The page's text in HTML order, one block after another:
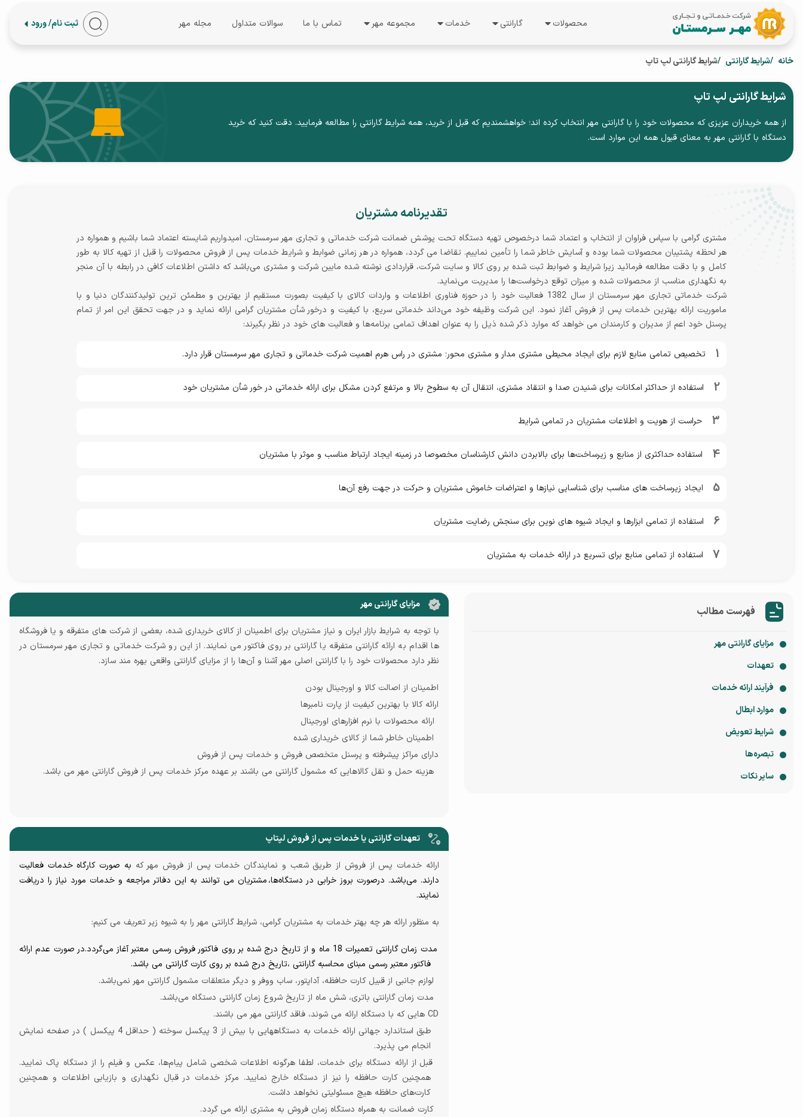
محصولات
تبلت
گارانتی
نوبت دهی
پیگیری تعمیرات
تعرفه خدمات
نمایندگان گارانتی مهر
خدمات
راهنمای فعالسازی گوشی
مجموعه مهر
درباره مدیریت
تماس با ما سوالات متداول مجله مهر ثبت نام/ ورود
خانه شرایط گارانتی شرایط گارانتی لپ تاپ
شرایط گارانتی لپ تاپ
از همه خریداران عزیزی که محصولات خود را با گارانتی مهر انتخاب کرده اند؛ خواهشمندیم که قبل از خرید، همه شرایط گارانتی را مطالعه فرمایید. دقت کنید که خرید
دستگاه با گارانتی مهر به معنای قبول همه این موارد است.
تقدیرنامه مشتریان
مشتری گرامی با سپاس فراوان از انتخاب و اعتماد شما درخصوص تهیه دستگاه تحت پوشش ضمانت شرکت خدماتی و تجاری مهر سرمستان، امیدواریم شایسته اعتماد شما باشیم و همواره در
هر لحظه پشتیبان محصولات شما بوده و آسایش خاطر شما را تأمین نماییم. تقاضا می گردد، همواره در هر زمانی ضوابط و شرایط خدمات پس از فروش محصولات را قبل از تهیه کالا به طور
کامل و با دقت مطالعه فرمائید زیرا شرایط و ضوابط ثبت شده بر روی کالا و سایت شرکت، قراردادی نوشته شده مابین شرکت و مشتری می‌باشد که داشتن اطلاعات کافی در رابطه با آن منجر
به نگهداری مناسب از محصولات شده و میزان توقع درخواست‌ها را مدیریت می‌نماید.
شرکت خدماتی تجاری مهر سرمستان از سال 1382 فعالیت خود را در حوزه فناوری اطلاعات و واردات کالای با کیفیت بصورت مستقیم از بهترین و مطمئن ترین تولیدکنندگان دنیا و با
ماموریت ارائه بهترین خدمات پس از فروش آغاز نمود. این شرکت وظیفه خود می‌داند خدماتی سریع، با کیفیت و درخور شأن مشتریان گرامی ارائه نماید و در جهت تحقق این امر از تمام
پرسنل خود اعم از مدیران و کارمندان می خواهد که موارد ذکر شده ذیل را به عنوان اهداف تمامی برنامه‌ها و فعالیت های خود در نظر بگیرند:
1 تخصیص تمامی منابع لازم برای ایجاد محیطی مشتری مدار و مشتری محور؛ مشتری در راس هرم اهمیت شرکت خدماتی و تجاری مهر سرمستان قرار دارد.
2 استفاده از حداکثر امکانات برای شنیدن صدا و انتقاد مشتری، انتقال آن به سطوح بالا و مرتفع کردن مشکل برای ارائه خدماتی در خور شأن مشتریان خود
3 حراست از هویت و اطلاعات مشتریان در تمامی شرایط
4 استفاده حداکثری از منابع و زیرساخت‌ها برای بالابردن دانش کارشناسان مخصوصا در زمینه ایجاد ارتباط مناسب و موثر با مشتریان
5 ایجاد زیرساخت های مناسب برای شناسایی نیازها و اعتراضات خاموش مشتریان و حرکت در جهت رفع آن‌ها
6 استفاده از تمامی ابزارها و ایجاد شیوه های نوین برای سنجش رضایت مشتریان
7 استفاده از تمامی منابع برای تسریع در ارائه خدمات به مشتریان
فهرست مطالب
مزایای گارانتی مهر
تعهدات
فرآیند ارائه خدمات
موارد ابطال
شرایط تعویض
تبصره‌ها
سایر نکات
مزایای گارانتی مهر
با توجه به شرایط بازار ایران و نیاز مشتریان برای اطمینان از کالای خریداری شده، بعضی از شرکت های متفرقه و یا فروشگاه
ها اقدام به ارائه گارانتی متفرقه یا گارانتی بر روی فاکتور می نمایند. از این رو شرکت خدماتی و تجاری مهر سرمستان در
نظر دارد محصولات خود را با گارانتی اصلی مهر آشنا و آن‌ها را از مزایای گارانتی واقعی بهره‌ مند سازد.
اطمینان از اصالت کالا و اورجینال بودن
ارائه کالا با بهترین کیفیت از پارت نامبرها
ارائه محصولات با نرم افزارهای اورجینال
اطمینان خاطر شما از کالای خریداری شده
دارای مراکز پیشرفته و پرسنل متخصص فروش و خدمات پس از فروش
هزینه حمل و نقل کالاهایی که مشمول گارانتی می باشند بر عهده مرکز خدمات پس از فروش گارانتی مهر می باشد.
تعهدات گارانتی یا خدمات پس از فروش لپتاپ
ارائه خدمات پس از فروش از طریق شعب و نمایندگان خدمات پس از فروش مهر که به صورت کارگاه خدمات فعالیت
دارند. می‌باشد. درصورت بروز خرابی در دستگاه‌ها،مشتریان می توانند به این دفاتر مراجعه و خدمات مورد نیاز را دریافت
نمایند.
به منظور ارائه هر چه بهتر خدمات به مشتریان گرامی، شرایط گارانتی مهر را به شیوه زیر تعریف می کنیم:
مدت زمان گارانتی تعمیرات 18 ماه و از تاریخ درج شده بر روی فاکتور فروش رسمی معتبر آغاز می‌گردد.در صورت عدم ارائه
فاکتور معتبر رسمی مبنای محاسبه گارانتی ،تاریخ درج شده بر روی کارت گارانتی می باشد.
لوازم جانبی ازقبيل کارت حافظه، آداپتور، ساب ووفر و ديگر متعلقات مشمول گارانتی مهر نمی‌باشد.
مدت زمان گارانتی باتری، شش ماه از تاریخ شروع زمان گارانتی دستگاه می‌باشد.
CD هایی که با دستگاه ارائه می شوند، فاقد گارانتی مهر می باشند.
طبق استاندارد جهانی ارائه خدمات به دستگاه­هایی با بیش از 3 پیکسل سوخته ( حداقل 4 پیکسل ) در صفحه نمایش
انجام می­ پذیرد.
قبل از ارائه دستگاه برای خدمات، لطفا هرگونه اطلاعات شخصی شامل پیام‌ها، عکس و فیلم را از دستگاه پاک نمایید.
همچنین کارت حافظه را نیز از دستگاه خارج نمایید. مرکز خدمات در قبال نگهداری و بازیابی اطلاعات و همچنین
کارت‌های حافظه هیچ مسئولیتی نخواهد داشت.
کارت ضمانت به همراه دستگاه زمان فروش به مشتری ارائه می گردد.